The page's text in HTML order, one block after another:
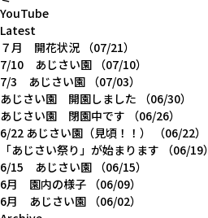
YouTube
Latest
７月 開花状況 （07/21）
7/10 あじさい園 （07/10）
7/3 あじさい園 （07/03）
あじさい園 開園しました
（06/30）
あじさい園 閉園中です
（06/26）
6/22 あじさい園（見頃！！）
（06/22）
「あじさい祭り」が始まります
（06/19）
6/15 あじさい園 （06/15）
6月 園内の様子 （06/09）
6月 あじさい園 （06/02）